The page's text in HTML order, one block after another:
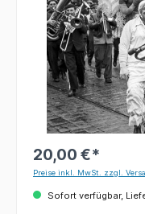
20,00 €*
Preise inkl. MwSt. zzgl.
Sofort verfügbar,